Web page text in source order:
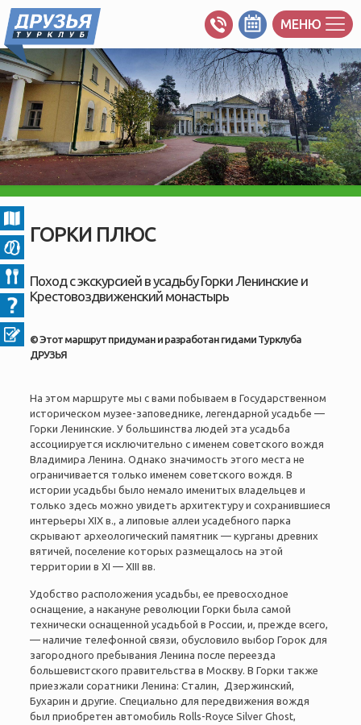
МЕНЮ
ГОРКИ ПЛЮС
Поход с экскурсией в усадьбу Горки Ленинские и
Крестовоздвиженский монастырь
© Этот маршрут придуман и разработан гидами Турклуба
ДРУЗЬЯ
На этом маршруте мы с вами побываем в Государственном
историческом музее-заповеднике, легендарной усадьбе —
Горки Ленинские. У большинства людей эта усадьба
ассоциируется исключительно с именем советского вождя
Владимира Ленина. Однако значимость этого места не
ограничивается только именем советского вождя. В
истории усадьбы было немало именитых владельцев и
только здесь можно увидеть архитектуру и сохранившиеся
интерьеры XIX в., а липовые аллеи усадебного парка
скрывают археологический памятник — курганы древних
вятичей, поселение которых размещалось на этой
территории в XI — XIII вв.
Удобство расположения усадьбы, ее превосходное
оснащение, а накануне революции Горки была самой
технически оснащенной усадьбой в России, и, прежде всего,
— наличие телефонной связи, обусловило выбор Горок для
загородного пребывания Ленина после переезда
большевистского правительства в Москву. В Горки также
приезжали соратники Ленина: Сталин, Дзержинский,
Бухарин и другие. Специально для передвижения вождя
был приобретен автомобиль Rolls-Royce Silver Ghost,